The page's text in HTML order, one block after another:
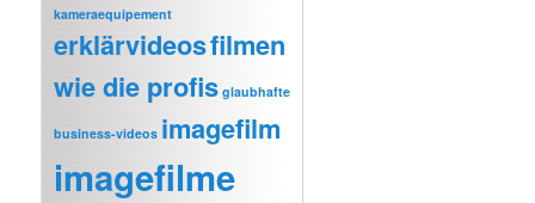
kameraequipement
erklärvideosfilmen
wie die profis glaubhafte
business-videos imagefilm
imagefilme